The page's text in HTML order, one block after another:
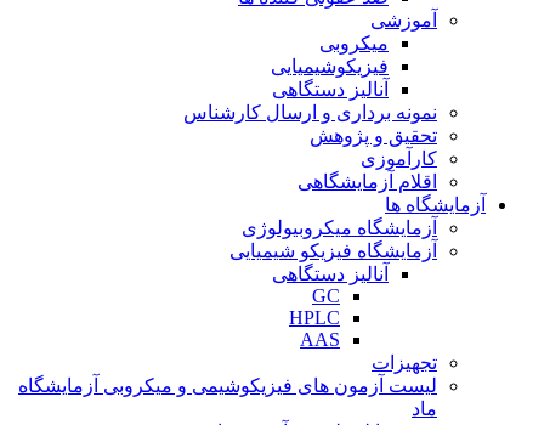
آموزشی
میکروبی
فیزیکوشیمیایی
آنالیز دستگاهی
نمونه برداری و ارسال کارشناس
تحقیق و پژوهش
کارآموزی
اقلام آزمایشگاهی
آزمایشگاه ها
آزمایشگاه میکروبیولوژی
آزمایشگاه فیزیکو شیمیایی
آنالیز دستگاهی
GC
HPLC
AAS
تجهیزات
لیست آزمون های فیزیکوشیمی و میکروبی آزمایشگاه
ماد